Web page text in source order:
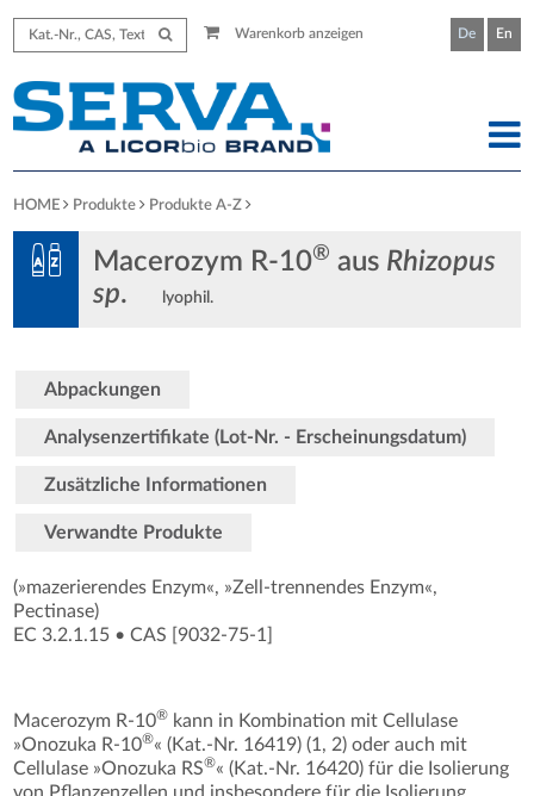
Warenkorb anzeigen De En
HOME Produkte Produkte A-Z
Macerozym R-10® aus Rhizopus
sp. lyophil.
Abpackungen
Analysenzertifikate (Lot-Nr. - Erscheinungsdatum)
Zusätzliche Informationen
Verwandte Produkte
(»mazerierendes Enzym«, »Zell-trennendes Enzym«,
Pectinase)
EC 3.2.1.15 •CAS [9032-75-1
Macerozym R-10® kann in Kombination mit Cellulase
»Onozuka R-10®« (Kat.-Nr. 16419) (1, 2) oder auch mit
Cellulase »Onozuka RS®« (Kat.-Nr. 16420) für die Isolierung
von Pflanzenzellen und insbesondere für die Isolierung